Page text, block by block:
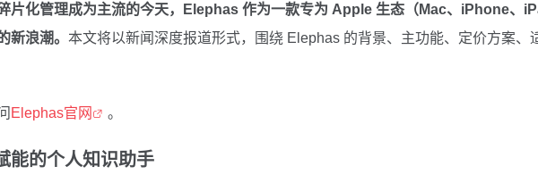
片化管理成为主流的今天，Elephas 作为一款专为 Apple 生态（Mac、iPhone、
新浪潮。 本文将以新闻深度报道形式，围绕 Elephas 的背景、主功能、定价方案
Elephas官网 。
能的个人知识助手